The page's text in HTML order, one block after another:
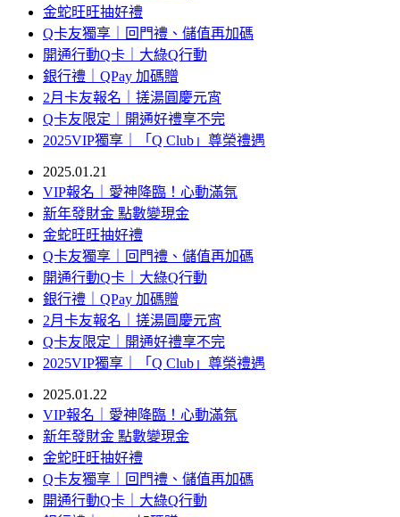
金蛇旺旺抽好禮
Q卡友獨享｜回門禮、儲值再加碼
開通行動Q卡｜大綠Q行動
銀行禮｜QPay 加碼贈
2月卡友報名｜搓湯圓慶元宵
Q卡友限定｜開通好禮享不完
2025VIP獨享｜「Q Club」尊榮禮遇
2025.01.21
VIP報名｜愛神降臨！心動滿氛
新年發財金 點數變現金
金蛇旺旺抽好禮
Q卡友獨享｜回門禮、儲值再加碼
開通行動Q卡｜大綠Q行動
銀行禮｜QPay 加碼贈
2月卡友報名｜搓湯圓慶元宵
Q卡友限定｜開通好禮享不完
2025VIP獨享｜「Q Club」尊榮禮遇
2025.01.22
VIP報名｜愛神降臨！心動滿氛
新年發財金 點數變現金
金蛇旺旺抽好禮
Q卡友獨享｜回門禮、儲值再加碼
開通行動Q卡｜大綠Q行動